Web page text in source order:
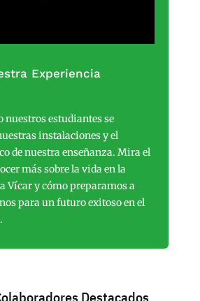
Experiencia
nuestros estudiantes se
instalaciones y el
de nuestra enseñanza. Mira el
más sobre la vida en la
Vícar y cómo preparamos a
para un futuro exitoso en el
Destacados